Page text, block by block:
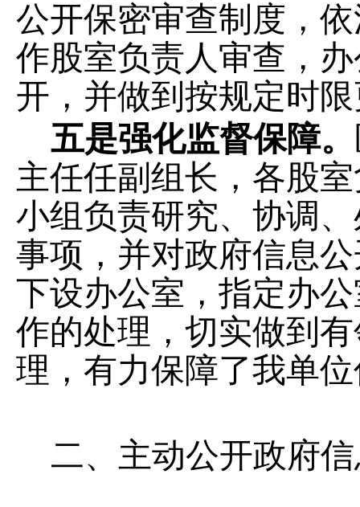
公开保密审查制度，
作股室负责人审查，
开，并做到按规定时
五是强化监督保障。
主任任副组长，各股
小组负责研究、协调
事项，并对政府信息
下设办公室，指定办
作的处理，切实做到
理，有力保障了我单
二、主动公开政府